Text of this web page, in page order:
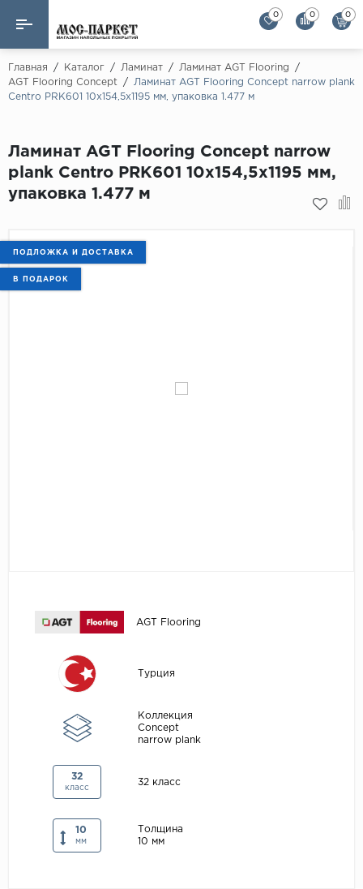
Назад
Ламинат
Назад
Alloc
Alpine Floor
Alpine Floor by
Паркетная доска
Массивная доска
0 0 0
Главная / Каталог / Ламинат / Ламинат AGT Flooring
/
AGT Flooring Concept
/
Ламинат AGT Flooring Concept narrow plank
Centro PRK601 10x154,5x1195 мм, упаковка 1.477 м
Ламинат AGT Flooring Concept narrow
plank Centro PRK601 10x154,5x1195 мм,
упаковка 1.477 м
ПОДЛОЖКА И ДОСТАВКА
В ПОДАРОК
AGT Flooring
Турция
Коллекция
Concept
narrow plank
32
класс
32 класс
10
мм
Толщина
10 мм